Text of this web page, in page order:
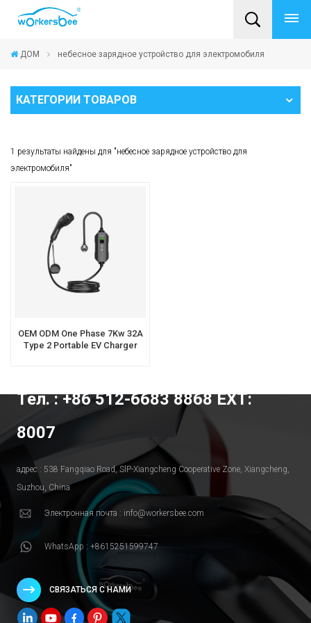
ДОМ небесное зарядное устройство для электромобиля
КАТЕГОРИИ ТОВАРОВ
1 результаты найдены для "небесное зарядное устройство для
электромобиля"
OEM ODM One Phase 7Kw 32A
Type 2 Portable EV Charger
Тел. : +86 512-6683 8868 EXT:
8007
адрес : 538 Fangqiao Road, SlP-Xiangcheng Cooperative Zone, Xiangcheng,
Suzhou, China
Электронная почта : info@workersbee.com
WhatsApp : +8615251599747
СВЯЗАТЬСЯ С НАМИ